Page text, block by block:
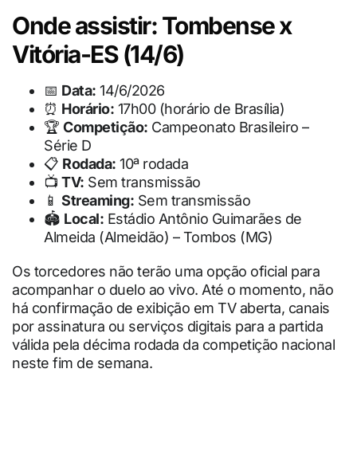
Onde assistir: Tombense x
Vitória-ES (14/6)
📅 Data: 14/6/2026
⏰ Horário: 17h00 (horário de Brasília)
🏆 Competição: Campeonato Brasileiro –
Série D
📋 Rodada: 10ª rodada
📺 TV: Sem transmissão
📱 Streaming: Sem transmissão
🏟 Local: Estádio Antônio Guimarães de
Almeida (Almeidão) – Tombos (MG)
Os torcedores não terão uma opção oficial para
acompanhar o duelo ao vivo. Até o momento, não
há confirmação de exibição em TV aberta, canais
por assinatura ou serviços digitais para a partida
válida pela décima rodada da competição nacional
neste fim de semana.